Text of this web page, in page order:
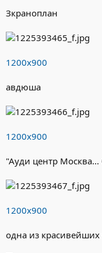
Зкраноплан
1200х900
авдюша
1200х900
"Ауди центр
1200х900
одна из красивейших